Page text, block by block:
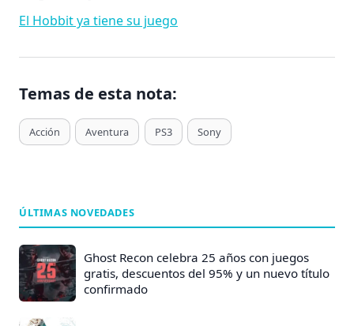
El Hobbit ya tiene su juego
Temas de esta nota:
T
a
d
e
E
n
t
Acción Aventura PS3 Sony
ÚLTIMAS NOVEDADES
Ghost Recon celebra 25 años con juegos
gratis, descuentos del 95% y un nuevo título
confirmado